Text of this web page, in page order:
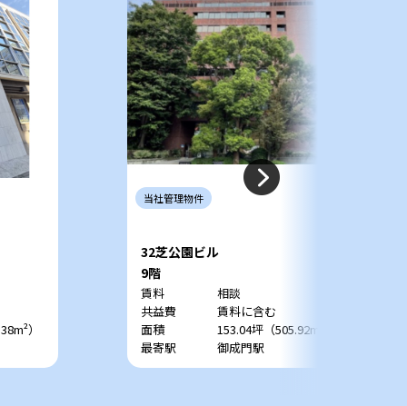
）
当社管理物件
32芝公園ビル
9階
賃料
相談
共益費
賃料に含む
面積
153.04坪（505.92m²）
最寄駅
御成門駅